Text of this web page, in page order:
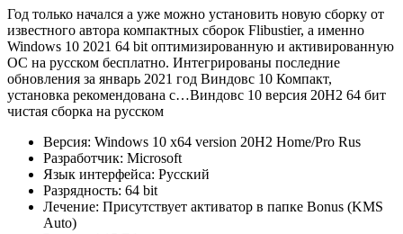
Год только начался а уже можно установить новую сборку от
известного автора компактных сборок Flibustier, а именно
Windows 10 2021 64 bit оптимизированную и активированную
ОС на русском бесплатно. Интегрированы последние
обновления за январь 2021 год Виндовс 10 Компакт,
установка рекомендована с…Виндовс 10 версия 20H2 64 бит
чистая сборка на русском
Версия: Windows 10 x64 version 20H2 Home/Pro Rus
Разработчик: Microsoft
Язык интерфейса: Русский
Разрядность: 64 bit
Лечение: Присутствует активатор в папке Bonus (KMS
Auto)